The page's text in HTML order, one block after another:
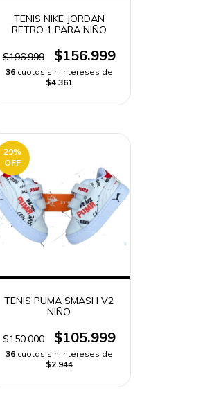
TENIS NIKE JORDAN
RETRO 1 PARA NIÑO
$196.999 $156.999
36 cuotas sin intereses de
$4.361
29%
OFF
TENIS PUMA SMASH V2
NIÑO
$150.000 $105.999
36 cuotas sin intereses de
$2.944